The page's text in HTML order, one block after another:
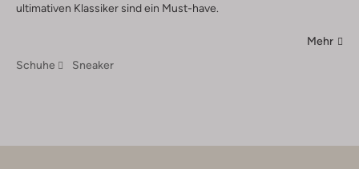
ultimativen Klassiker sind ein Must-have.
Mehr
Schuhe
Sneaker